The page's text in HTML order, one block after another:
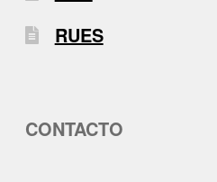
RUES
CONTACTO